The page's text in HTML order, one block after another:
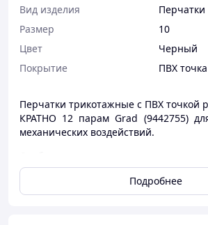
Вид изделия
Размер
10
Цвет
Черный
Покрытие
ПВХ точка
Перчатки трикотажные с ПВХ точкой
КРАТНО 12 парам Grad (9442755)
механических воздействий.
Хлопковая основа впитывает
комфорт;
Подробнее